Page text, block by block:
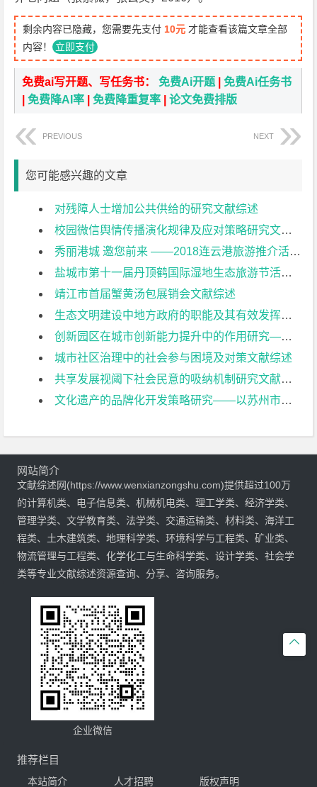
剩余内容已隐藏，您需要先支付 10元 才能查看该篇文章全部
内容！ 立即支付
免费ai写开题、写任务书：免费Ai开题 |免费Ai任务书
|免费降AI率 |免费降重复率 |论文免费排版
PREVIOUS NEXT
您可能感兴趣的文章
对残障人士增加公共供给的研究文献综述
校园微信舆情传播演化规律及应对策略研究文献综述
秀丽港城 邀您前来 ——2018连云港旅游推介活动策划案文献综述
盐城市第十一届丹顶鹤国际湿地生态旅游节活动策划文献综述
靖江市首届蟹黄汤包展销会文献综述
生态文明建设中地方政府的职能及其有效发挥——以南通市为例文献综述
创新园区在城市创新能力提升中的作用研究——以南通市为例文献综述
城市社区治理中的社会参与困境及对策文献综述
共享发展视阈下社会民意的吸纳机制研究文献综述
文化遗产的品牌化开发策略研究——以苏州市为例文献综述

网站简介
文献综述网(https://www.wenxianzongshu.com)提供超过100万
的计算机类、电子信息类、机械机电类、理工学类、经济学类、
管理学类、文学教育类、法学类、交通运输类、材料类、海洋工
程类、土木建筑类、地理科学类、环境科学与工程类、矿业类、
物流管理与工程类、化学化工与生命科学类、设计学类、社会学
类等专业文献综述资源查询、分享、咨询服务。
企业微信
推荐栏目
本站简介 人才招聘 版权声明